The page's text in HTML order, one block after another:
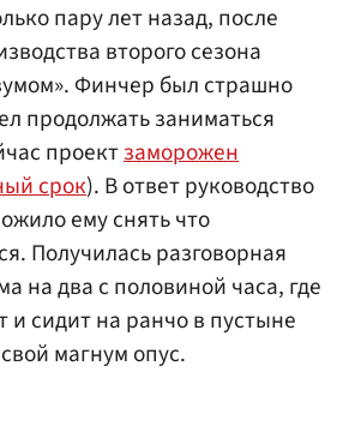
пару лет назад, после
второго сезона
Финчер был страшно
продолжать заниматься
проектзаморожен
срок). В ответ руководство
ему снять что
Получилась разговорная
на два с половиной часа, где
и сидит на ранчо в пустыне
магнум опус.